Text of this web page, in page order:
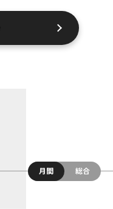
月間
総合